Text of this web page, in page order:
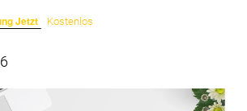
Jetzt Kostenlos